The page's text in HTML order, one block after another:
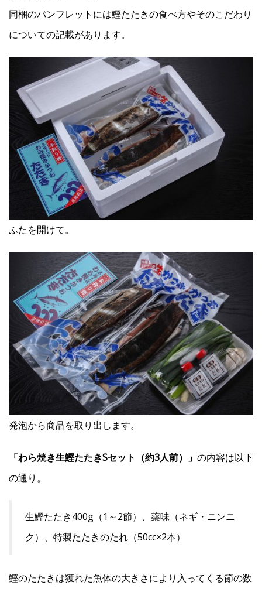
同梱のパンフレットには鰹たたきの食べ方やそのこだわり
についての記載があります。
ふたを開けて。
発泡から商品を取り出します。
「わら焼き生鰹たたきSセット（約3人前）」 の内容は以下
の通り。
生鰹たたき400g（1～2節）、薬味（ネギ・ニンニ
ク）、特製たたきのたれ（50cc×2本）
鰹のたたきは獲れた魚体の大きさにより入ってくる節の数